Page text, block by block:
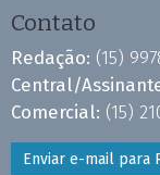
Contato
Redação: (15)
Central/
Comercial: (15)
Enviar e-mail para